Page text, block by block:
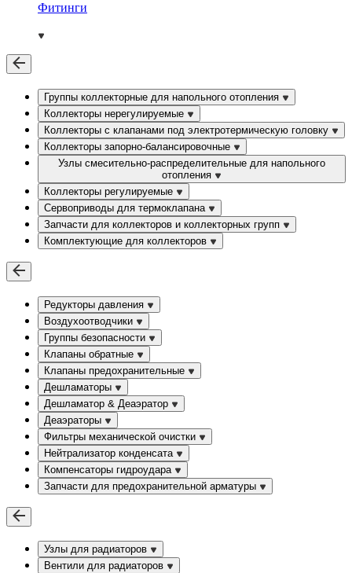
Фитинги
Группы коллекторные для напольного отопления
Коллекторы нерегулируемые
Коллекторы с клапанами под электротермическую головку
Коллекторы запорно-балансировочные
Узлы смесительно-распределительные для напольного
отопления
Коллекторы регулируемые
Сервоприводы для термоклапана
Запчасти для коллекторов и коллекторных групп
Комплектующие для коллекторов
Редукторы давления
Воздухоотводчики
Группы безопасности
Клапаны обратные
Клапаны предохранительные
Дешламаторы
Дешламатор & Деаэратор
Деаэраторы
Фильтры механической очистки
Нейтрализатор конденсата
Компенсаторы гидроудара
Запчасти для предохранительной арматуры
Узлы для радиаторов
Вентили для радиаторов